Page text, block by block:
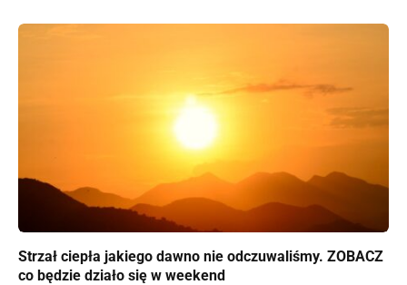
Strzał ciepła jakiego dawno nie odczuwaliśmy. ZOBACZ
co będzie działo się w weekend